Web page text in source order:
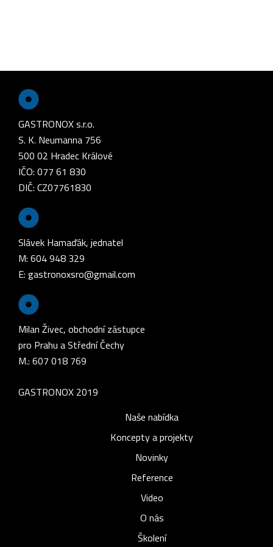
GASTRONOX s.r.o.
S. K. Neumanna 756
500 02 Hradec Králové
IČO: 077 61 830
DIČ: CZ07761830
Slávek Hamaďák, jednatel
M: 604 948 329
E: gastronoxsro@gmail.com
Milan Živec, obchodní zástupce
pro Prahu a Střední Čechy
M.: 607 018 769
GASTRONOX 2019
Naše nabídka
Koncepty a projekty
Novinky
Reference
Video
O nás
Školení